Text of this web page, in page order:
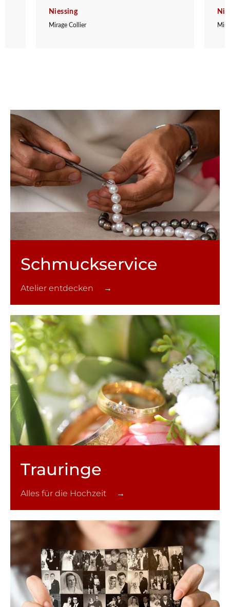
Niessing
Mirage Collier
Schmuck­service
Atelier entdecken →
Trauringe
Alles für die Hochzeit →